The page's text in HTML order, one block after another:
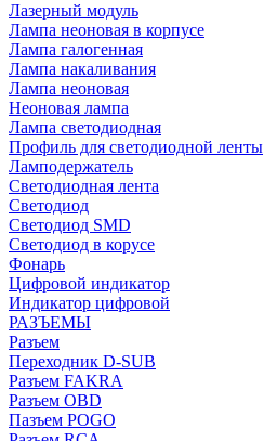
Лазерный модуль
Лампа неоновая в корпусе
Лампа галогенная
Лампа накаливания
Лампа неоновая
Неоновая лампа
Лампа светодиодная
Профиль для светодиодной ленты
Ламподержатель
Светодиодная лента
Светодиод
Светодиод SMD
Светодиод в корусе
Фонарь
Цифровой индикатор
Индикатор цифровой
РАЗЪЕМЫ
Разъем
Переходник D-SUB
Разъем FAKRA
Разъем OBD
Пазъем POGO